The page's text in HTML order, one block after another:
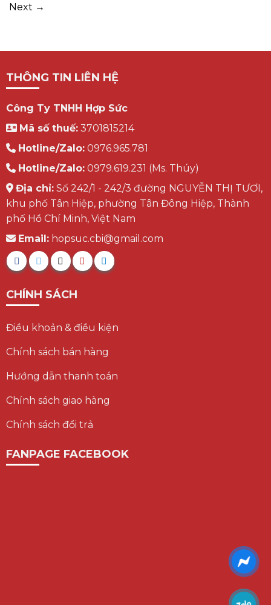
Next →
THÔNG TIN LIÊN HỆ
Công Ty TNHH Hợp Sức
Mã số thuế:3701815214
Hotline/Zalo:0976.965.781
Hotline/Zalo:0979.619.231 (Ms. Thúy)
Địa chỉ:Số 242/1 - 242/3 đường NGUYỄN THỊ TƯƠI,
khu phố Tân Hiệp, phường Tân Đông Hiệp, Thành
phố Hồ Chí Minh, Việt Nam
Email:hopsuc.cbi@gmail.com
CHÍNH SÁCH
Điều khoản & điều kiện
Chính sách bán hàng
Hướng dẫn thanh toán
Chính sách giao hàng
Chính sách đổi trả
FANPAGE FACEBOOK